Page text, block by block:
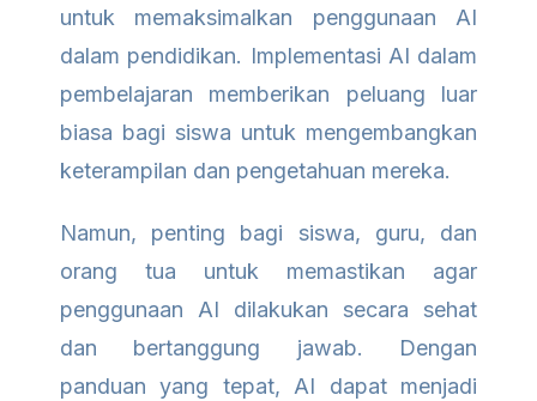
untuk memaksimalkan penggunaan AI
dalam pendidikan. Implementasi AI dalam
pembelajaran memberikan peluang luar
biasa bagi siswa untuk mengembangkan
keterampilan dan pengetahuan mereka.
Namun, penting bagi siswa, guru, dan
orang tua untuk memastikan agar
penggunaan AI dilakukan secara sehat
dan bertanggung jawab. Dengan
panduan yang tepat, AI dapat menjadi